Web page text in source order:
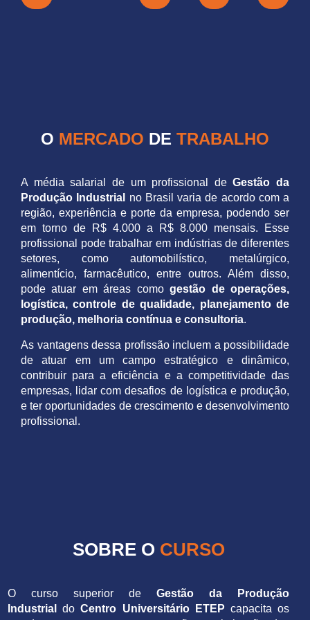
O MERCADO DE TRABALHO
A média salarial de um profissional deGestão da
Produção Industrial
no Brasil varia de acordo com a
região, experiência e porte da empresa, podendo ser
em torno de R$ 4.000 a R$ 8.000 mensais. Esse
profissional pode trabalhar em indústrias de diferentes
setores, como automobilístico, metalúrgico,
alimentício, farmacêutico, entre outros. Além disso,
pode atuar em áreas comogestão de operações,
logística, controle de qualidade, planejamento de
produção, melhoria contínua e consultoria.
As vantagens dessa profissão incluem a possibilidade
de atuar em um campo estratégico e dinâmico,
contribuir para a eficiência e a competitividade das
empresas, lidar com desafios de logística e produção,
e ter oportunidades de crescimento e desenvolvimento
profissional.
SOBRE O CURSO
O curso superior de Gestão da Produção
Industrial
doCentro Universitário ETEP capacita os